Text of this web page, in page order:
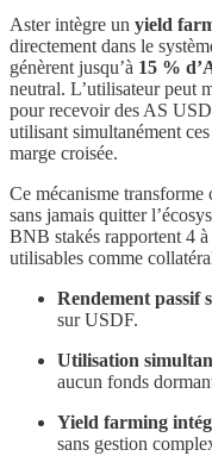
Aster intègre un yield
directement dans le
génèrent jusqu’à 15 %
neutral. L’utilisateur peut
pour recevoir des AS
utilisant simultanément
marge croisée.
Ce mécanisme transforme
sans jamais quitter
BNB stakés rapportent 4
utilisables comme
Rendement passif
sur USDF.
Utilisation
aucun fonds
Yield farming
sans gestion